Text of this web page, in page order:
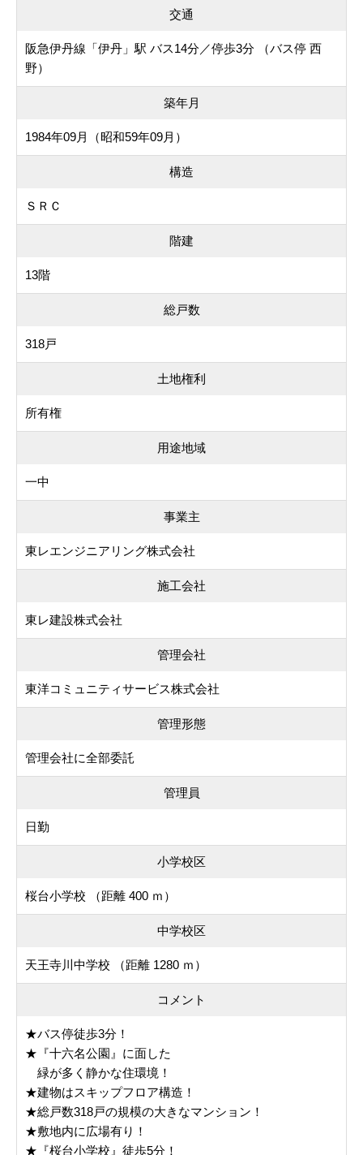
交通
阪急伊丹線「伊丹」駅 バス14分／停歩3分 （バス停 西
野）
築年月
1984年09月（昭和59年09月）
構造
ＳＲＣ
階建
13階
総戸数
318戸
土地権利
所有権
用途地域
一中
事業主
東レエンジニアリング株式会社
施工会社
東レ建設株式会社
管理会社
東洋コミュニティサービス株式会社
管理形態
管理会社に全部委託
管理員
日勤
小学校区
桜台小学校 （距離 400 ｍ）
中学校区
天王寺川中学校 （距離 1280 ｍ）
コメント
★バス停徒歩3分！
★『十六名公園』に面した
緑が多く静かな住環境！
★建物はスキップフロア構造！
★総戸数318戸の規模の大きなマンション！
★敷地内に広場有り！
★『桜台小学校』徒歩5分！